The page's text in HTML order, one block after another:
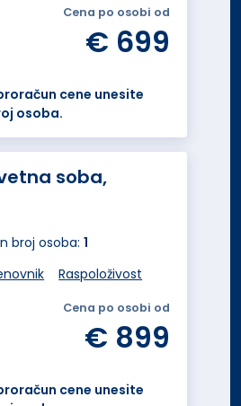
Cena po osobi od
€ 699
cene unesite
osoba.
soba,
broj osoba:1
Raspoloživost
Cena po osobi od
€ 899
cene unesite